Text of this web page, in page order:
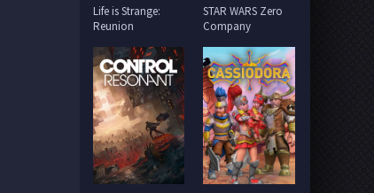
Life is Strange:
Reunion
STAR WARS Zero
Company